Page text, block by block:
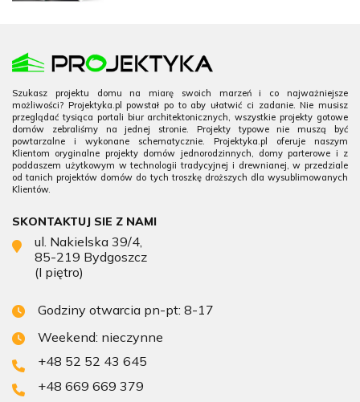
Szukasz projektu domu na miarę swoich marzeń i co najważniejsze
możliwości? Projektyka.pl powstał po to aby ułatwić ci zadanie. Nie musisz
przeglądać tysiąca portali biur architektonicznych, wszystkie projekty gotowe
domów zebraliśmy na jednej stronie. Projekty typowe nie muszą być
powtarzalne i wykonane schematycznie. Projektyka.pl oferuje naszym
Klientom oryginalne projekty domów jednorodzinnych, domy parterowe i z
poddaszem użytkowym w technologii tradycyjnej i drewnianej, w przedziale
od tanich projektów domów do tych troszkę droższych dla wysublimowanych
Klientów.
SKONTAKTUJ SIE Z NAMI
ul. Nakielska 39/4,
85-219 Bydgoszcz
(I piętro)
Godziny otwarcia pn-pt: 8-17
Weekend: nieczynne
+48 52 52 43 645
+48 669 669 379